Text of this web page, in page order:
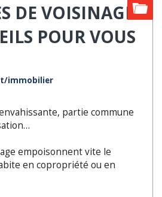
DE VOISINAGE :
POUR VOUS
immobilier
partie commune
empoisonnent vite le
en copropriété ou en